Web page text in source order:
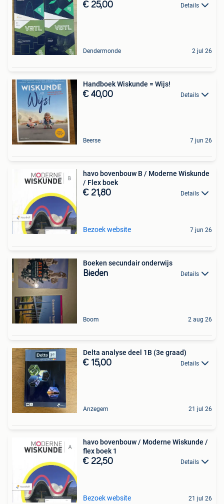
€ 25,00 Details
Dendermonde 2 jul 26
Handboek Wiskunde = Wijs!
€ 40,00 Details
Beerse 7 jun 26
havo bovenbouw B / Moderne Wiskunde
/ Flex boek
€ 21,80 Details
Bezoek website 7 jun 26
Boeken secundair onderwijs
Bieden Details
Boom 2 aug 26
Delta analyse deel 1B (3e graad)
€ 15,00 Details
Anzegem 21 jul 26
havo bovenbouw / Moderne Wiskunde /
flex boek 1
€ 22,50 Details
Bezoek website 21 jul 26